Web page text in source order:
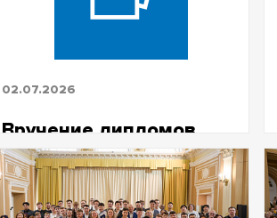
02.07.2026
Вручение дипломов
ФЖ 2026